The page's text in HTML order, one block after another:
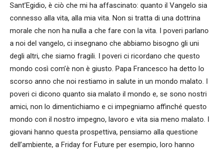
Sant’Egidio, è ciò che mi ha affascinato: quanto il Vangelo sia
connesso alla vita, alla mia vita. Non si tratta di una dottrina
morale che non ha nulla a che fare con la vita. I poveri parlano
a noi del vangelo, ci insegnano che abbiamo bisogno gli uni
degli altri, che siamo fragili. I poveri ci ricordano che questo
mondo così com’è non è giusto. Papa Francesco ha detto lo
scorso anno che noi restiamo in salute in un mondo malato. I
poveri ci dicono quanto sia malato il mondo e, se sono nostri
amici, non lo dimentichiamo e ci impegniamo affinché questo
mondo con il nostro impegno, lavoro e vita sia meno malato. I
giovani hanno questa prospettiva, pensiamo alla questione
dell’ambiente, a Friday for Future per esempio, loro hanno